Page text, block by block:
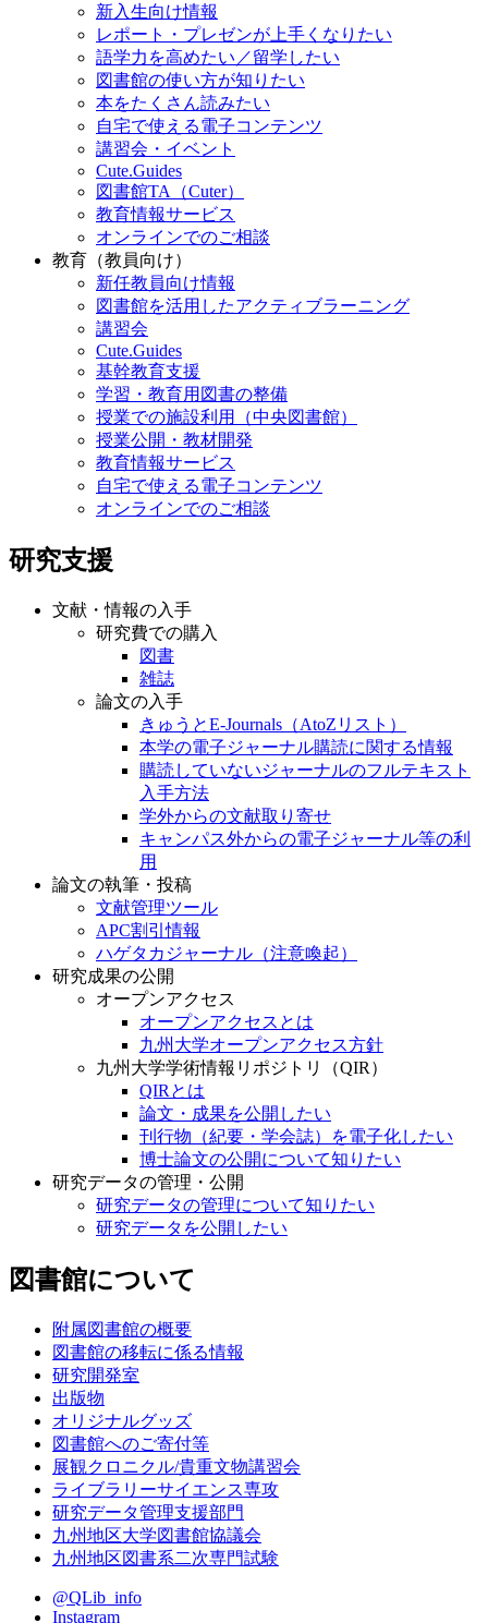
新入生向け情報
レポート・プレゼンが上手くなりたい
語学力を高めたい／留学したい
図書館の使い方が知りたい
本をたくさん読みたい
自宅で使える電子コンテンツ
講習会・イベント
Cute.Guides
図書館TA（Cuter）
教育情報サービス
オンラインでのご相談
教育（教員向け）
新任教員向け情報
図書館を活用したアクティブラーニング
講習会
Cute.Guides
基幹教育支援
学習・教育用図書の整備
授業での施設利用（中央図書館）
授業公開・教材開発
教育情報サービス
自宅で使える電子コンテンツ
オンラインでのご相談
研究支援
文献・情報の入手
研究費での購入
図書
雑誌
論文の入手
きゅうとE-Journals（AtoZリスト）
本学の電子ジャーナル購読に関する情報
購読していないジャーナルのフルテキスト
入手方法
学外からの文献取り寄せ
キャンパス外からの電子ジャーナル等の利
用
論文の執筆・投稿
文献管理ツール
APC割引情報
ハゲタカジャーナル（注意喚起）
研究成果の公開
オープンアクセス
オープンアクセスとは
九州大学オープンアクセス方針
九州大学学術情報リポジトリ（QIR）
QIRとは
論文・成果を公開したい
刊行物（紀要・学会誌）を電子化したい
博士論文の公開について知りたい
研究データの管理・公開
研究データの管理について知りたい
研究データを公開したい
図書館について
附属図書館の概要
図書館の移転に係る情報
研究開発室
出版物
オリジナルグッズ
図書館へのご寄付等
展観クロニクル/貴重文物講習会
ライブラリーサイエンス専攻
研究データ管理支援部門
九州地区大学図書館協議会
九州地区図書系二次専門試験
@QLib_info
Instagram